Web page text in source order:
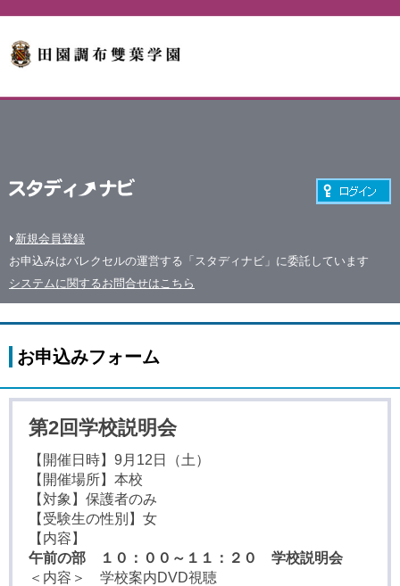
新規会員登録
お申込みはバレクセルの運営する「スタディナビ」に委託しています
システムに関するお問合せはこちら
お申込みフォーム
第2回学校説明会
【開催日時】9月12日（土）
【開催場所】本校
【対象】保護者のみ
【受験生の性別】女
【内容】
午前の部 １０：００～１１：２０ 学校説明会
＜内容＞ 学校案内DVD視聴